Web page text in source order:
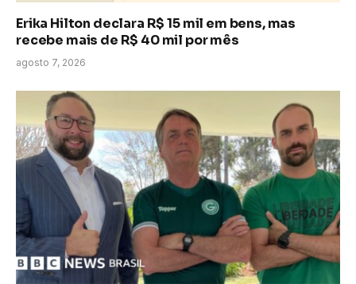
Erika Hilton declara R$ 15 mil em bens, mas
recebe mais de R$ 40 mil por mês
agosto 7, 2026